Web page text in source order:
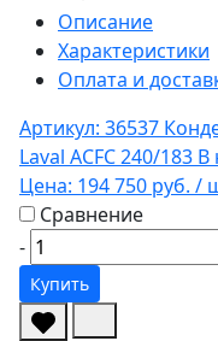
Описание
Характеристики
Оплата и
Артикул: 36537
Laval ACFC 240/183 В
Цена: 194 750 руб. /
Сравнение
-
Купить